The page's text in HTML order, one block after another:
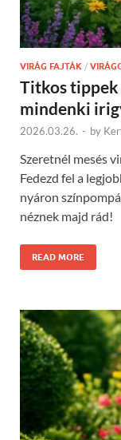
VIRÁG FAJTÁK /
Titkos
mindenki
2026.03.26. - by
Szeretnél mesés
Fedezd fel a
nyáron
néznek majd rád!
READ MORE